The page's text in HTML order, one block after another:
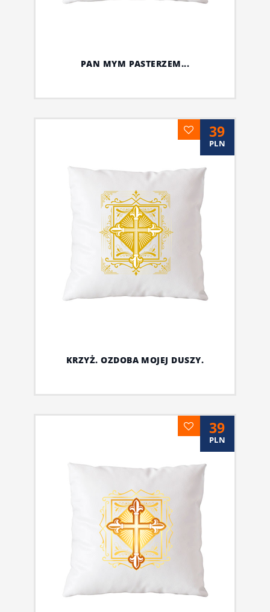
PAN MYM PASTERZEM...
39
PLN
KRZYŻ. OZDOBA MOJEJ DUSZY.
39
PLN